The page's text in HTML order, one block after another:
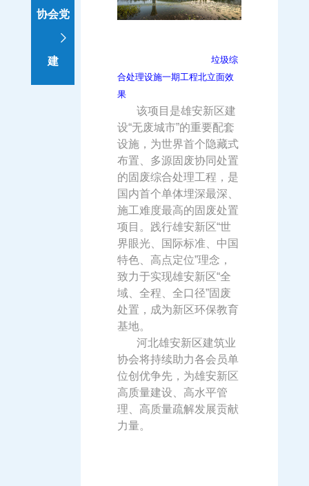
协会党
建
垃圾综
合处理设施一期工程北立面效
果
该项目是雄安新区建
设“无废城市”的重要配套
设施，为世界首个隐藏式
布置、多源固废协同处置
的固废综合处理工程，是
国内首个单体埋深最深、
施工难度最高的固废处置
项目。践行雄安新区“世
界眼光、国际标准、中国
特色、高点定位”理念，
致力于实现雄安新区“全
域、全程、全口径”固废
处置，成为新区环保教育
基地。
河北雄安新区建筑业
协会将持续助力各会员单
位创优争先，为雄安新区
高质量建设、高水平管
理、高质量疏解发展贡献
力量。